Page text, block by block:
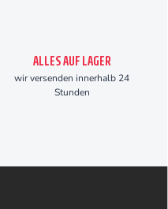
ALLES AUF LAGER
wir versenden innerhalb 24
Stunden